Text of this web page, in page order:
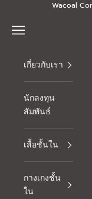
Skip to contentWacoal
Navigation menu
เกี่ยวกับเรา
นักลงทุน
สัมพันธ์
เสื้อชั้นใน
กางเกงชั้น
ใน